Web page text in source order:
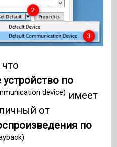
по
device) имеет
от
по